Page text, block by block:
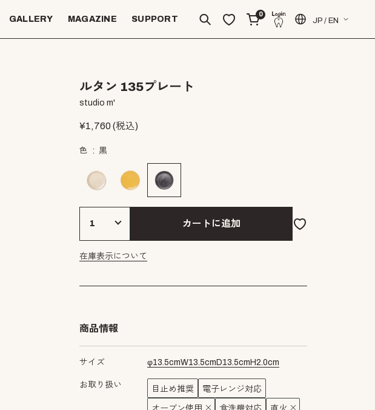
GALLERY MAGAZINE SUPPORT
0
JP / EN
ルタン 135プレート
studio m'
¥1,760(税込)
色 黒
カートに追加
在庫表示について
商品情報
サイズ φ13.5cmW13.5cm D13.5cm H2.0cm
お取り扱い 目止め推奨 電子レンジ対応